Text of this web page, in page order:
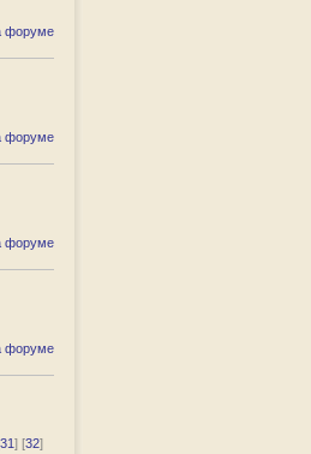
форуме
форуме
форуме
форуме
31] [32]